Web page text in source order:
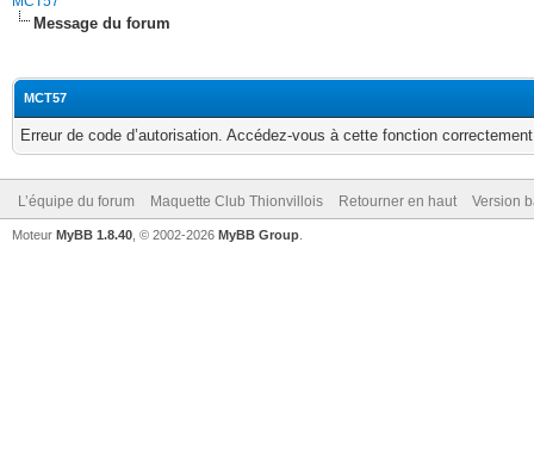
Message du forum
MCT57
Erreur de code d’autorisation. Accédez-vous à cette fonction
L’équipe du forum Maquette Club Thionvillois Retourner en haut Version
Moteur MyBB 1.8.40 , © 2002-2026 MyBB Group